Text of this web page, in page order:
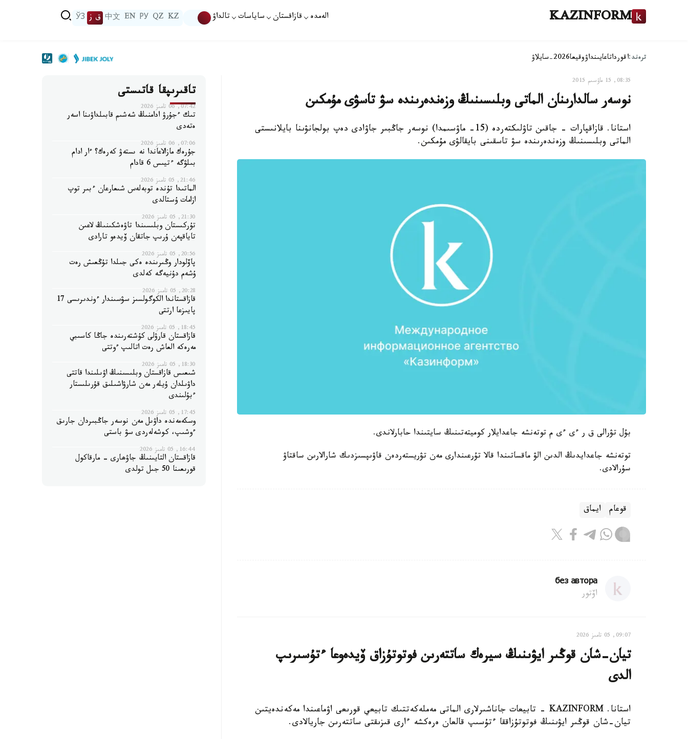
KAZINFORM الەمدە قازاقستان ساياسات تالداۋ KZ
QZ
РУ
EN
中文 ق ز ЎЗ
ترەند:اقورداتاعايىنداۋوقيعا2026-سايلاۋ
08:35, 15 ماۋسىم 2015
نوسەر سالدارىنان الماتى وبلىسىنىڭ وزەندەرىندە سۋ تاسۋى مۇمكىن
استانا. قازاقپارات - جاقىن تاۋلىكتەردە (15- ماۋسىمدا) نوسەر جاڭبىر جاۋادى دەپ بولجانۋىنا بايلانىستى
الماتى وبلىسىنىڭ وزەندەرىندە سۋ تاسقىنى بايقالۋى مۇمكىن.
بۇل تۋرالى ق ر ءى ءى م توتەنشە جاعدايلار كوميتەتىنىڭ سايتىندا حابارلاندى.
توتەنشە جاعدايدىڭ الدىن الۋ ماقساتىندا قالا تۇرعىندارى مەن تۋريستەردەن قاۋىپسىزدىك شارالارىن ساقتاۋ
سۇرالادى.
قوعام ايماق
без автора
اۆتور
09:07, 05 تامىز 2026
تيان-شان قوڭىر ايۋىنىڭ سيرەك ساتتەرىن فوتوتۇزاق ۆيدەوعا ءتۇسىرىپ
الدى
استانا. KAZINFORM - تابيعات جاناشىرلارى الماتى مەملەكەتتىك تابيعي قورىعى اۋماعىندا مەكەندەيتىن
تيان-شان قوڭىر ايۋىنىڭ فوتوتۇزاققا ءتۇسىپ قالعان ەرەكشە ءارى قىزىقتى ساتتەرىن جاريالادى.
تاقىرىپقا قاتىستى
07:42, 06 تامىز 2026
تىك ءجۇرۋ ادامنىڭ شەشىم قابىلداۋىنا اسەر
ەتەدى
07:06, 06 تامىز 2026
جۇرەك مازالاعاندا نە ىستەۋ كەرەك؟ ءار ادام
بىلۋگە ءتيىس 6 قادام
21:46, 05 تامىز 2026
الماتىدا تۇندە توبەلەس شىعارعان ءبىر توپ
ازامات ۇستالدى
21:30, 05 تامىز 2026
تۇركىستان وبلىسىندا تاۋەشكىنىڭ لاعىن
تاياقپەن ۇرىپ جاتقان ۆيدەو تارادى
20:56, 05 تامىز 2026
پاۆلودار وڭىرىندە ەكى جىلدا تۇڭعىش رەت
ۇشەم دۇنيەگە كەلدى
20:28, 05 تامىز 2026
قازاقستاندا الكوگولسىز سۋسىندار ءوندىرىسى 17
پايىزعا ارتتى
18:45, 05 تامىز 2026
قازاقستان قارۋلى كۇشتەرىندە جاڭا كاسىبي
مەرەكە العاش رەت اتالىپ ءوتتى
18:30, 05 تامىز 2026
شىعىس قازاقستان وبلىسىنىڭ اۋىلىندا قاتتى
داۋىلدان ۇيلەر مەن شارۋاشىلىق قۇرىلىستار
ءبۇلىندى
17:45, 05 تامىز 2026
وسكەمەندە داۋىل مەن نوسەر جاڭبىردان جارىق
ءوشىپ، كوشەلەردى سۋ باستى
16:44, 05 تامىز 2026
قازاقستان التايىنىڭ جاۋھارى - مارقاكول
قورىعىنا 50 جىل تولدى